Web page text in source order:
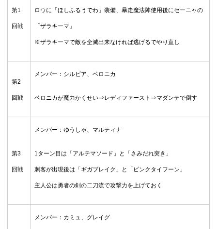
第1
回戦
ロウに「ほしふるうでわ」装備、暴走魔法陣使用後にセーニャの
「ザラキーマ」
※ザラキーマで敵を全滅出来なければ逃げるでやり直し
第2
回戦
メンバー：シルビア、ベロニカ
ベロニカが魔力かくせい⇒レディファースト⇒マダンテで倒す
第3
回戦
メンバー：ゆうしゃ、マルティナ
1ターン目は「アルテマソード」と「さみだれ突き」
刺客が出現後は「ギガブレイク」と「ピンクタイフーン」
主人公は勇者の剣の二刀流で攻撃力を上げておく
メンバー：カミュ、グレイグ